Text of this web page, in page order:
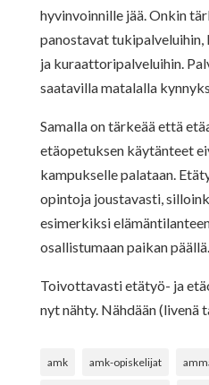
hyvinvoinnille jää. Onkin
panostavat
ja kuraattoripalveluihin.
saatavilla matalalla
Samalla on tärkeää että
etäopetuksen käytänteet
kampukselle palataan.
opintoja joustavasti,
esimerkiksi
osallistumaan paikan päällä.
Toivottavasti etätyö- ja
nyt nähty. Nähdään (livenä
amk amk-opiskelijat